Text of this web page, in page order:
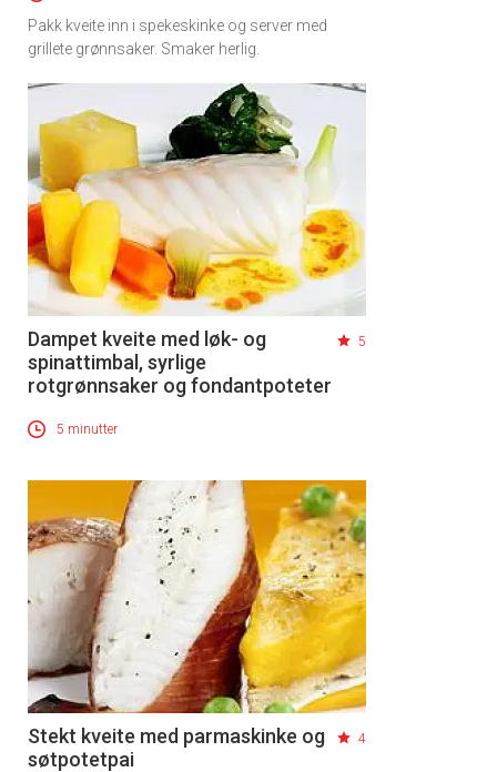
Pakk kveite inn i spekeskinke og server med
grillete grønnsaker. Smaker herlig.
Dampet kveite med løk- og
spinattimbal, syrlige
rotgrønnsaker og fondantpoteter
5
5 minutter
Stekt kveite med parmaskinke og
søtpotetpai
4